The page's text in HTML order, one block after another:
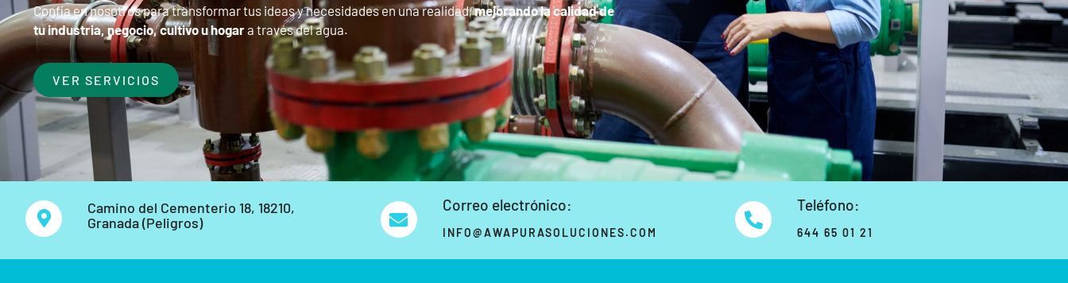
Confía en nosotros para transformar tus ideas y necesidades en una realidad,mejorando la calidad de
tu industria, negocio, cultivo u hogara través del agua.
VER SERVICIOS
Camino del Cementerio 18, 18210,
Granada (Peligros)
Correo electrónico:
INFO@AWAPURASOLUCIONES.COM
Teléfono:
644 65 01 21